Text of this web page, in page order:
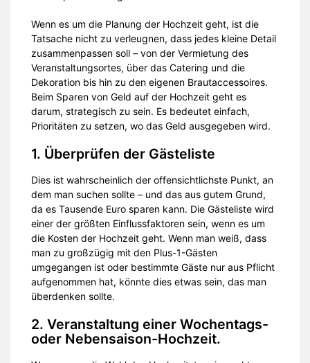
Wenn es um die Planung der Hochzeit geht, ist die
Tatsache nicht zu verleugnen, dass jedes kleine Detail
zusammenpassen soll – von der Vermietung des
Veranstaltungsortes, über das Catering und die
Dekoration bis hin zu den eigenen Brautaccessoires.
Beim Sparen von Geld auf der Hochzeit geht es
darum, strategisch zu sein. Es bedeutet einfach,
Prioritäten zu setzen, wo das Geld ausgegeben wird.
1. Überprüfen der Gästeliste
Dies ist wahrscheinlich der offensichtlichste Punkt, an
dem man suchen sollte – und das aus gutem Grund,
da es Tausende Euro sparen kann. Die Gästeliste wird
einer der größten Einflussfaktoren sein, wenn es um
die Kosten der Hochzeit geht. Wenn man weiß, dass
man zu großzügig mit den Plus-1-Gästen
umgegangen ist oder bestimmte Gäste nur aus Pflicht
aufgenommen hat, könnte dies etwas sein, das man
überdenken sollte.
2. Veranstaltung einer Wochentags-
oder Nebensaison-Hochzeit.